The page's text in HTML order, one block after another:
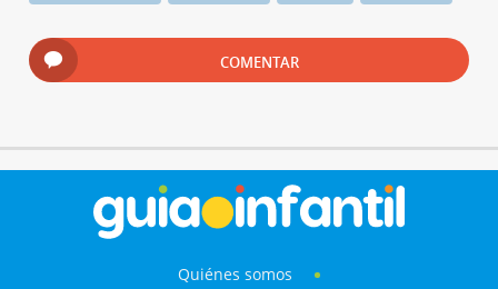
COMENTAR
Quiénes somos